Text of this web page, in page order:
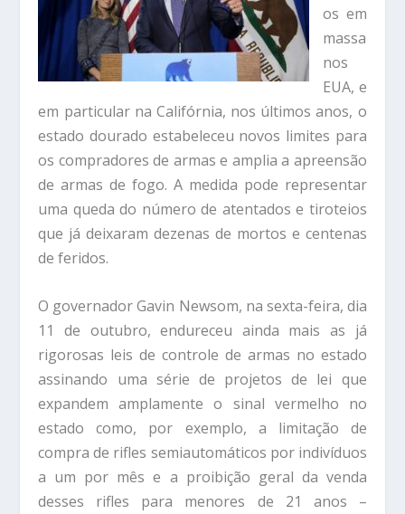
os em
massa
nos
EUA, e
em particular na Califórnia, nos últimos anos, o
estado dourado estabeleceu novos limites para
os compradores de armas e amplia a apreensão
de armas de fogo. A medida pode representar
uma queda do número de atentados e tiroteios
que já deixaram dezenas de mortos e centenas
de feridos.
O governador Gavin Newsom, na sexta-feira, dia
11 de outubro, endureceu ainda mais as já
rigorosas leis de controle de armas no estado
assinando uma série de projetos de lei que
expandem amplamente o sinal vermelho no
estado como, por exemplo, a limitação de
compra de rifles semiautomáticos por indivíduos
a um por mês e a proibição geral da venda
desses rifles para menores de 21 anos –